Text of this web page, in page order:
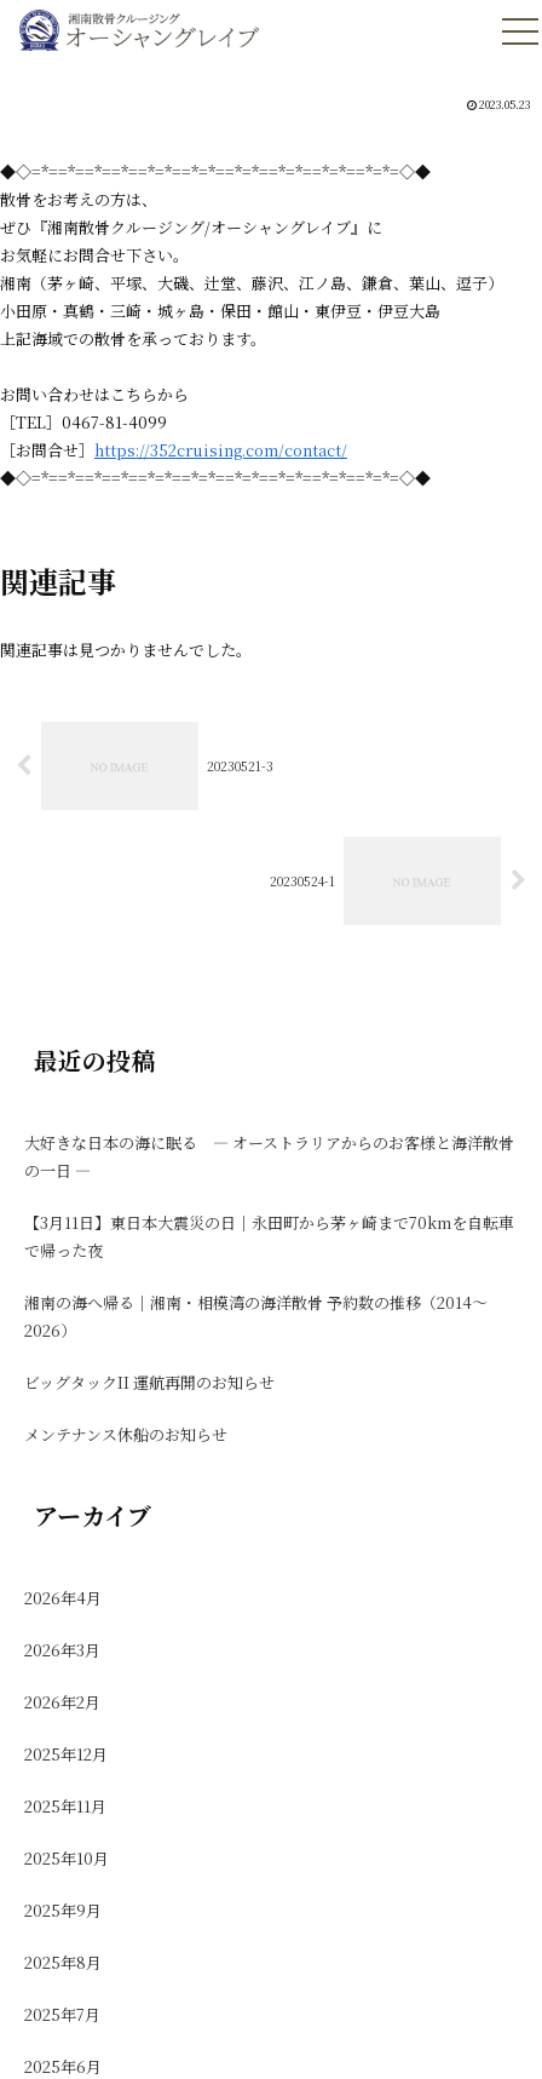
2023.05.23
◆◇=*==*==*==*==*=*==*=*==*=*==*=*==*=*==*=*=◇◆
散骨をお考えの方は、
ぜひ『湘南散骨クルージング/オーシャングレイブ』に
お気軽にお問合せ下さい。
湘南（茅ヶ崎、平塚、大磯、辻堂、藤沢、江ノ島、鎌倉、葉山、逗子）
小田原・真鶴・三崎・城ヶ島・保田・館山・東伊豆・伊豆大島
上記海域での散骨を承っております。
お問い合わせはこちらから
［TEL］0467-81-4099
［お問合せ］ https://352cruising.com/contact/
◆◇=*==*==*==*==*=*==*=*==*=*==*=*==*=*==*=*=◇◆
関連記事
関連記事は見つかりませんでした。
20230521-3
20230524-1
最近の投稿
大好きな日本の海に眠る ― オーストラリアからのお客様と海洋散骨
の一日 ―
【3月11日】東日本大震災の日｜永田町から茅ヶ崎まで70kmを自転車
で帰った夜
湘南の海へ帰る｜湘南・相模湾の海洋散骨 予約数の推移（2014〜
2026）
ビッグタックII 運航再開のお知らせ
メンテナンス休船のお知らせ
アーカイブ
2026年4月
2026年3月
2026年2月
2025年12月
2025年11月
2025年10月
2025年9月
2025年8月
2025年7月
2025年6月